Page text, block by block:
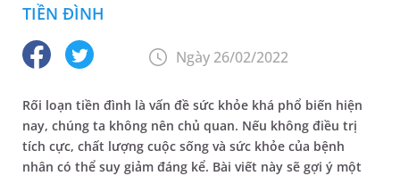
TIỀN ĐÌNH
Ngày 26/02/2022
Rối loạn tiền đình là vấn đề sức khỏe khá phổ biến hiện
nay, chúng ta không nên chủ quan. Nếu không điều trị
tích cực, chất lượng cuộc sống và sức khỏe của bệnh
nhân có thể suy giảm đáng kể. Bài viết này sẽ gợi ý một